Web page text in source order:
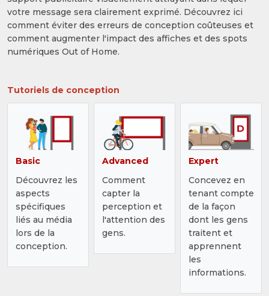
votre message sera clairement exprimé. Découvrez ici
comment éviter des erreurs de conception coûteuses et
comment augmenter l'impact des affiches et des spots
numériques Out of Home.
Tutoriels de conception
Basic
Découvrez les
aspects
spécifiques
liés au média
lors de la
conception.
Advanced
Comment
capter la
perception et
l'attention des
gens.
Expert
Concevez en
tenant compte
de la façon
dont les gens
traitent et
apprennent
les
informations.